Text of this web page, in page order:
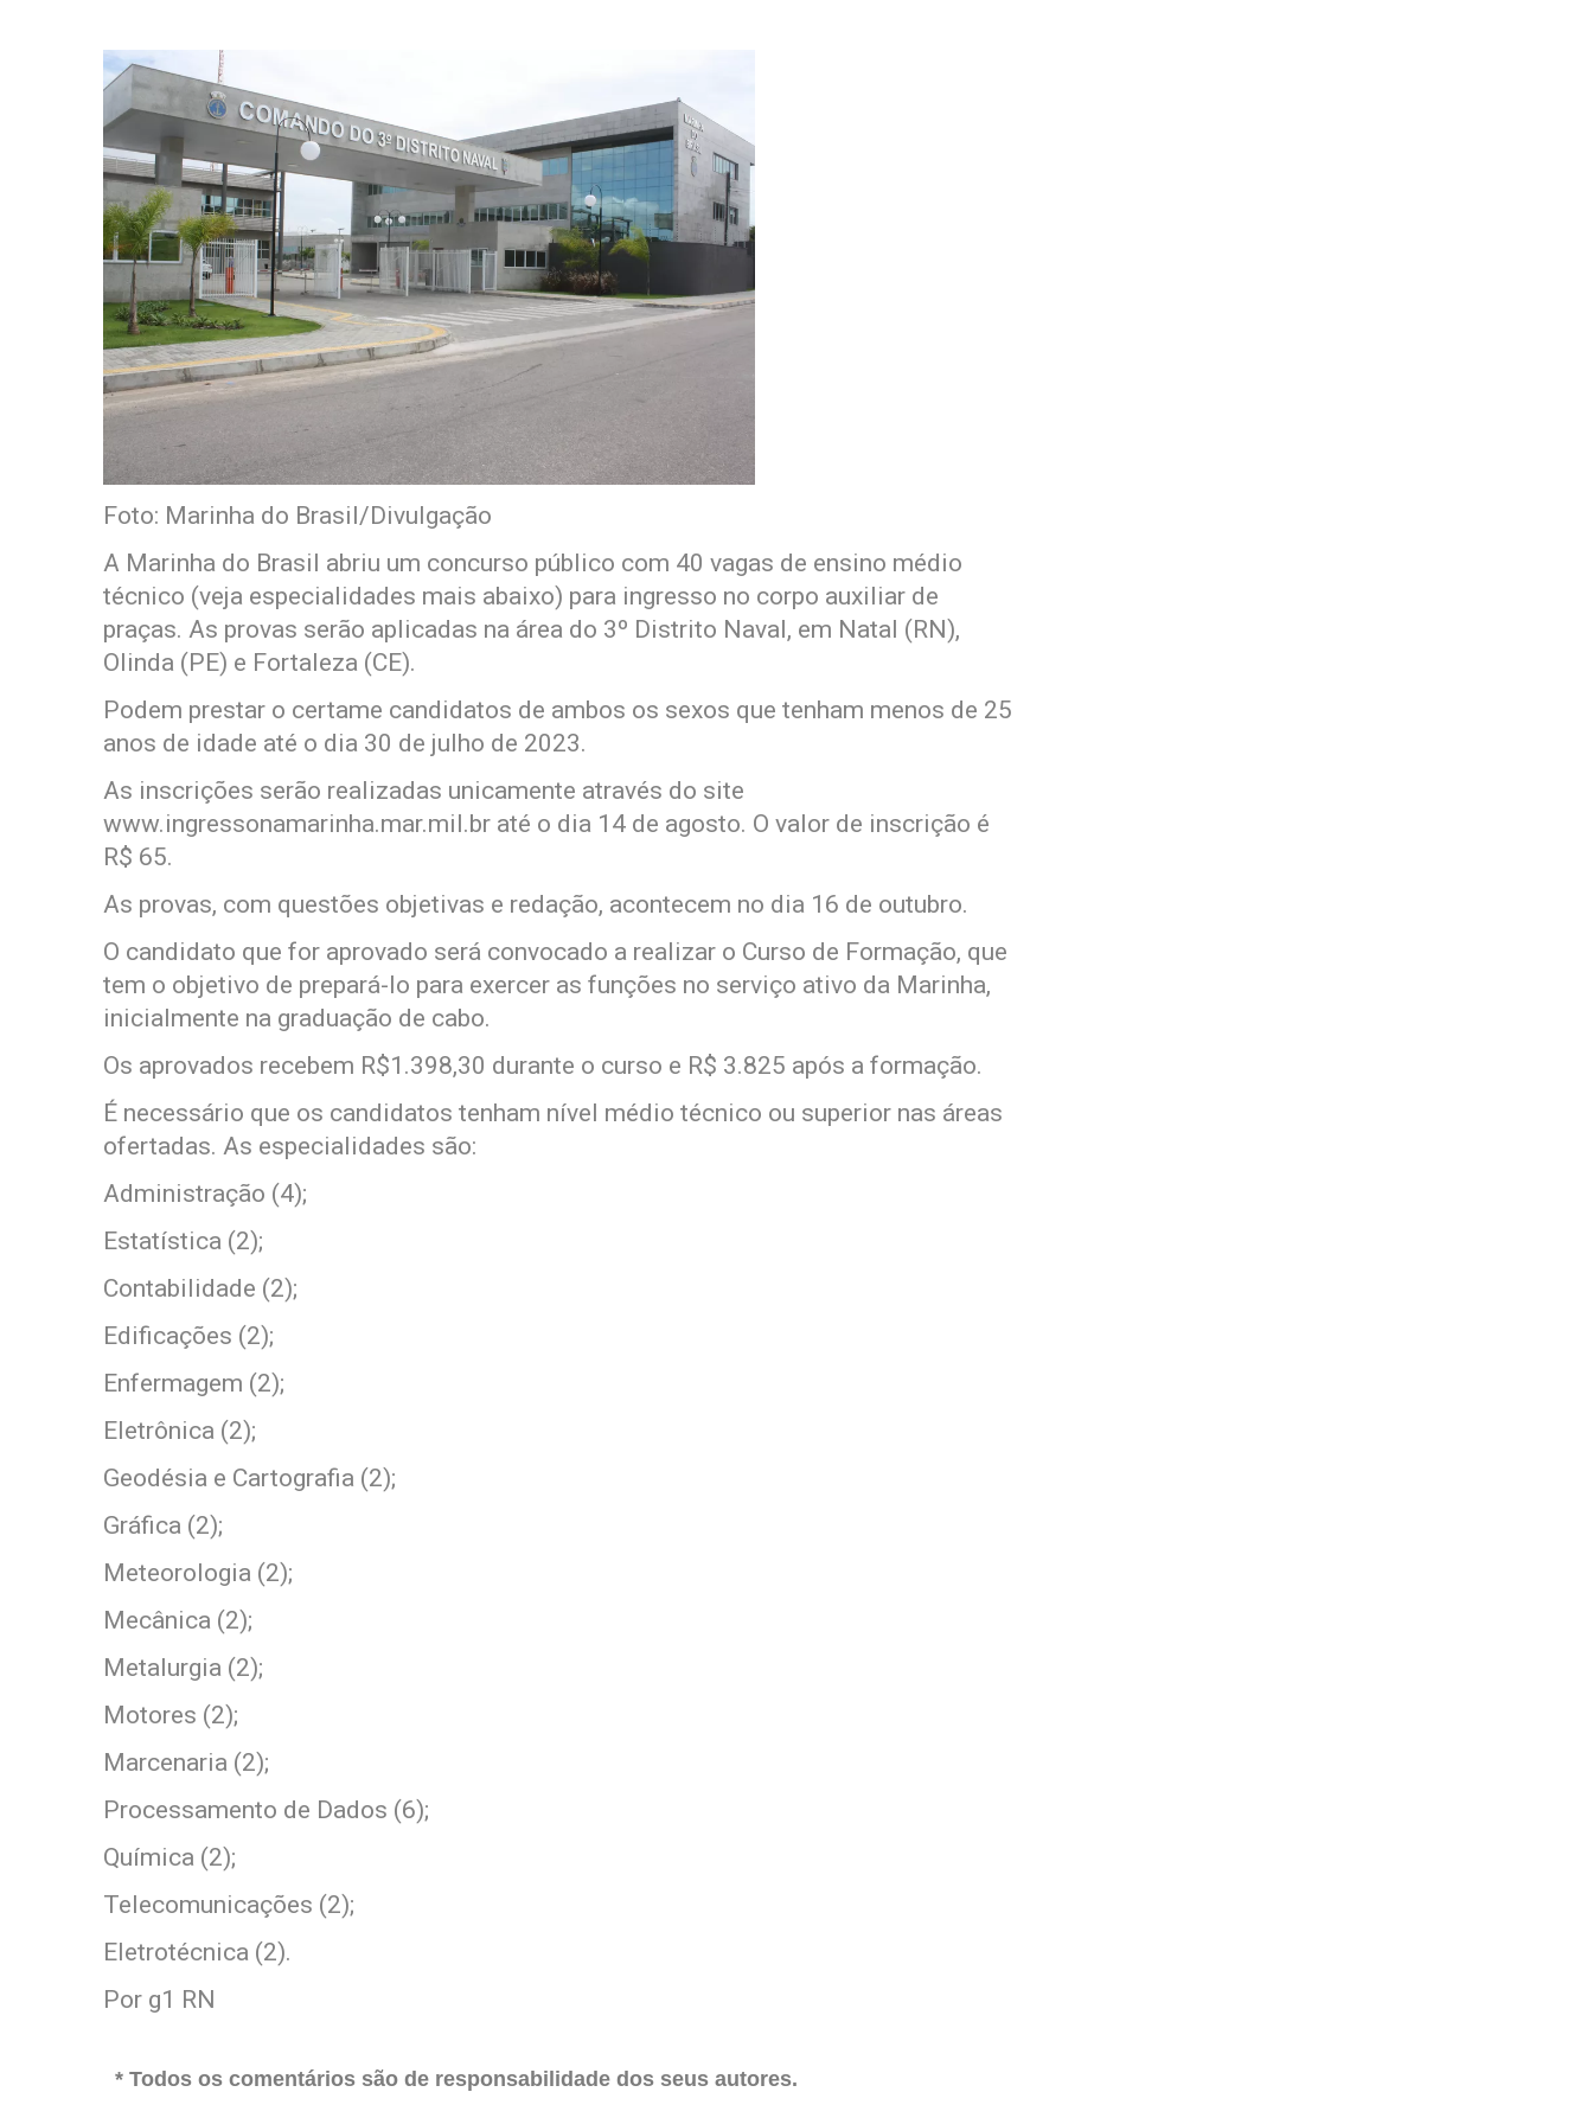
Foto: Marinha do Brasil/Divulgação
A Marinha do Brasil abriu um concurso público com 40 vagas de ensino médio
técnico (veja especialidades mais abaixo) para ingresso no corpo auxiliar de
praças. As provas serão aplicadas na área do 3º Distrito Naval, em Natal (RN),
Olinda (PE) e Fortaleza (CE).
Podem prestar o certame candidatos de ambos os sexos que tenham menos de 25
anos de idade até o dia 30 de julho de 2023.
As inscrições serão realizadas unicamente através do site
www.ingressonamarinha.mar.mil.br até o dia 14 de agosto. O valor de inscrição é
R$ 65.
As provas, com questões objetivas e redação, acontecem no dia 16 de outubro.
O candidato que for aprovado será convocado a realizar o Curso de Formação, que
tem o objetivo de prepará-lo para exercer as funções no serviço ativo da Marinha,
inicialmente na graduação de cabo.
Os aprovados recebem R$1.398,30 durante o curso e R$ 3.825 após a formação.
É necessário que os candidatos tenham nível médio técnico ou superior nas áreas
ofertadas. As especialidades são:
Administração (4);
Estatística (2);
Contabilidade (2);
Edificações (2);
Enfermagem (2);
Eletrônica (2);
Geodésia e Cartografia (2);
Gráfica (2);
Meteorologia (2);
Mecânica (2);
Metalurgia (2);
Motores (2);
Marcenaria (2);
Processamento de Dados (6);
Química (2);
Telecomunicações (2);
Eletrotécnica (2).
Por g1 RN
* Todos os comentários são de responsabilidade dos seus autores.